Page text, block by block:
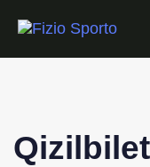
Qizilbilet